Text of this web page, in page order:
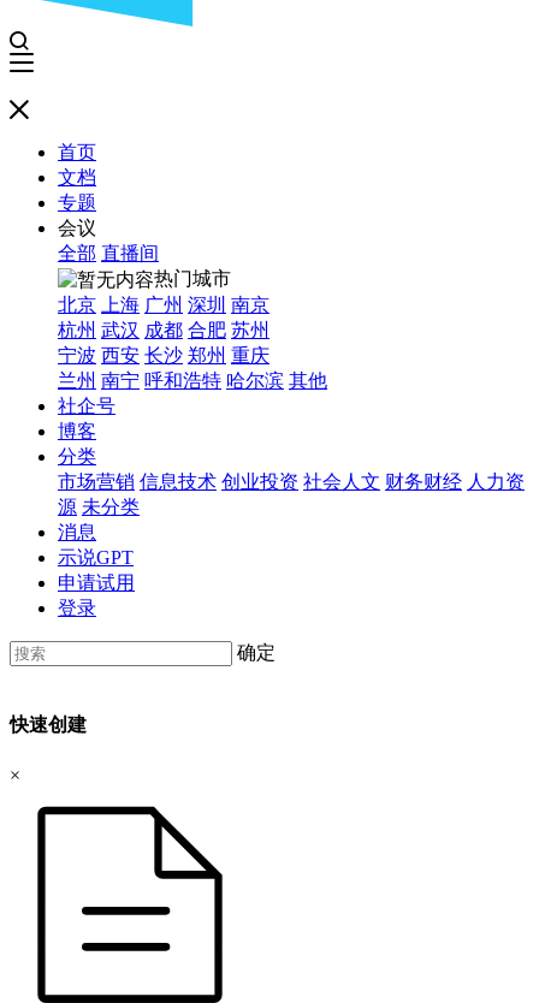
首页
文档
专题
会议
全部 直播间
热门城市
北京
上海 广州 深圳 南京
杭州 武汉 成都 合肥 苏州
宁波 西安 长沙 郑州 重庆
兰州 南宁 呼和浩特 哈尔滨 其他
社企号
博客
分类
市场营销 信息技术 创业投资 社会人文 财务财经 人力资
源 未分类
消息
示说GPT
申请试用
登录
确定
快速创建
×